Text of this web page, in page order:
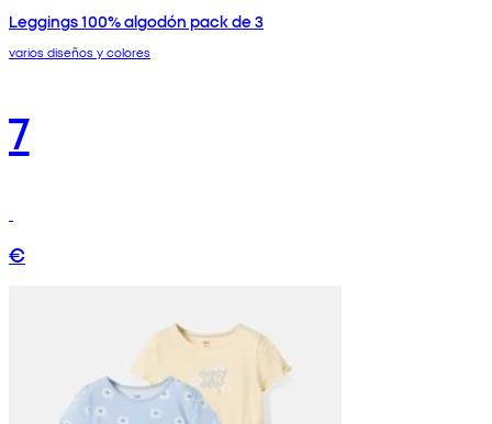
Leggings 100% algodón pack de 3
varios diseños y colores
7
€